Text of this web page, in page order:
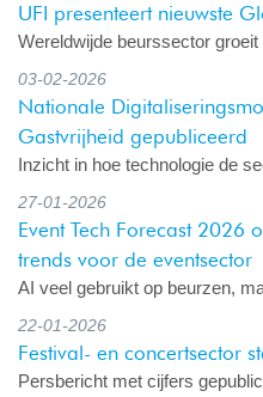
UFI presenteert nieuwste
Wereldwijde beurssector groeit
03-02-2026
Nationale
Gastvrijheid gepubliceerd
Inzicht in hoe technologie de
27-01-2026
Event Tech Forecast 2026
trends voor de eventsector
AI veel gebruikt op beurzen,
22-01-2026
Festival- en concertsector
Persbericht met cijfers